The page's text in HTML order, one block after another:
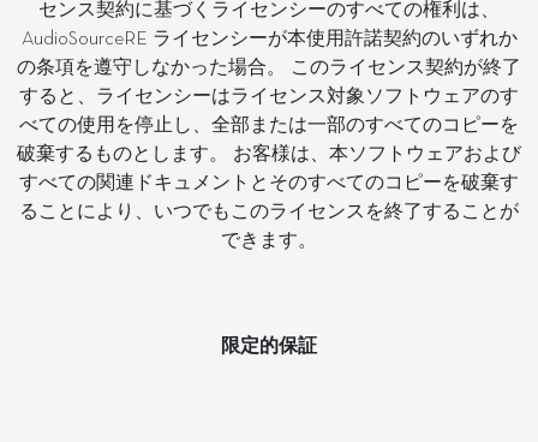
センス契約に基づくライセンシーのすべての権利は、
AudioSourceRE ライセンシーが本使用許諾契約のいずれか
の条項を遵守しなかった場合。 このライセンス契約が終了
すると、ライセンシーはライセンス対象ソフトウェアのす
べての使用を停止し、全部または一部のすべてのコピーを
破棄するものとします。 お客様は、本ソフトウェアおよび
すべての関連ドキュメントとそのすべてのコピーを破棄す
ることにより、いつでもこのライセンスを終了することが
できます。
限定的保証